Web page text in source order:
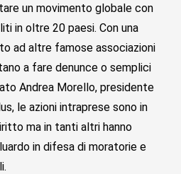
un movimento globale con
in oltre 20 paesi. Con una
ad altre famose associazioni
a fare denunce o semplici
Andrea Morello, presidente
le azioni intraprese sono in
ma in tanti altri hanno
in difesa di moratorie e